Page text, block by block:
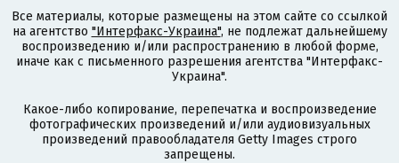
Все материалы, которые размещены на этом сайте со ссылкой
на агентство "Интерфакс-Украина", не подлежат дальнейшему
воспроизведению и/или распространению в любой форме,
иначе как с письменного разрешения агентства "Интерфакс-
Украина".
Какое-либо копирование, перепечатка и воспроизведение
фотографических произведений и/или аудиовизуальных
произведений правообладателя Getty Images строго
запрещены.